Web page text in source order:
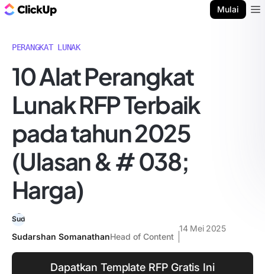
Mulai
PERANGKAT LUNAK
10 Alat Perangkat
Lunak RFP Terbaik
pada tahun 2025
(Ulasan & # 038;
Harga)
Sudarshan SomanathanHead of Content
14 Mei 2025
Dapatkan Template RFP Gratis Ini